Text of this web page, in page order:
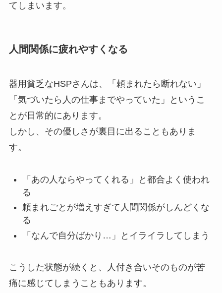
てしまいます。
人間関係に疲れやすくなる
器用貧乏なHSPさんは、「頼まれたら断れない」
「気づいたら人の仕事までやっていた」というこ
とが日常的にあります。
しかし、その優しさが裏目に出ることもありま
す。
「あの人ならやってくれる」と都合よく使われ
る
頼まれごとが増えすぎて人間関係がしんどくな
る
「なんで自分ばかり…」とイライラしてしまう
こうした状態が続くと、人付き合いそのものが苦
痛に感じてしまうこともあります。